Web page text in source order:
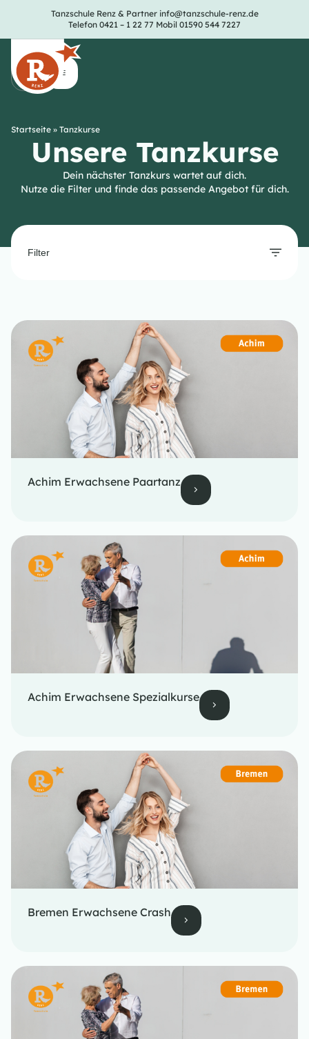
Tanzschule Renz & Partnerinfo@tanzschule-renz.de
Telefon 0421 – 1 22 77 Mobil 01590 544 7227
Startseite » Tanzkurse
Unsere Tanzkurse
Dein nächster Tanzkurs wartet auf dich.
Nutze die Filter und finde das passende Angebot für dich.
Filter
Achim Erwachsene Paartanz
Achim Erwachsene Spezialkurse
Bremen Erwachsene Crash